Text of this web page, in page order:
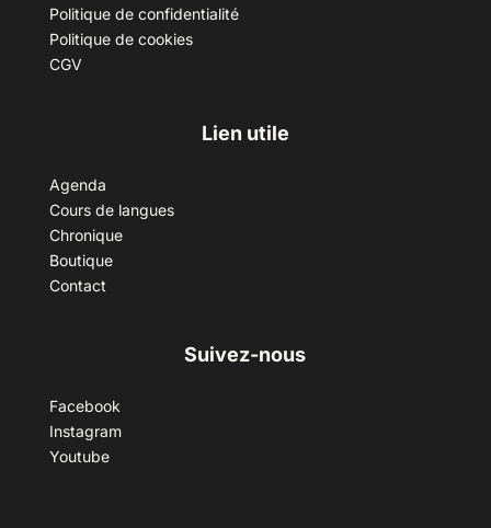
Politique de confidentialité
Politique de cookies
CGV
Lien utile
Agenda
Cours de langues
Chronique
Boutique
Contact
Suivez-nous
Facebook
Instagram
Youtube